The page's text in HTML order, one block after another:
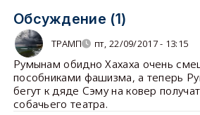
Обсуждение (1)
ТРАМП пт, 22/09/2017 - 13:15
Румынам обидно Хахаха очень
пособниками фашизма, а теперь
бегут к дяде Сэму на ковер
собачьего театра.